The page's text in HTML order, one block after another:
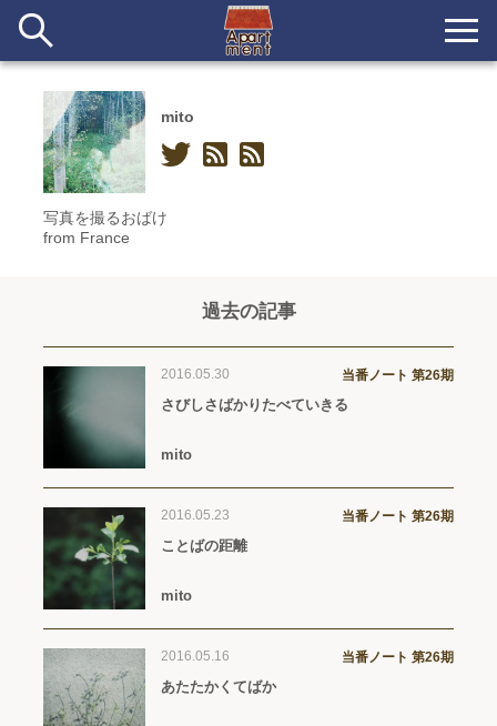
#暮らし #生活 #考え事 #音楽
mito
写真を撮るおばけ
from France
過去の記事
2016.05.30 当番ノート 第26期
さびしさばかりたべていきる
mito
2016.05.23 当番ノート 第26期
ことばの距離
mito
2016.05.16 当番ノート 第26期
あたたかくてばか